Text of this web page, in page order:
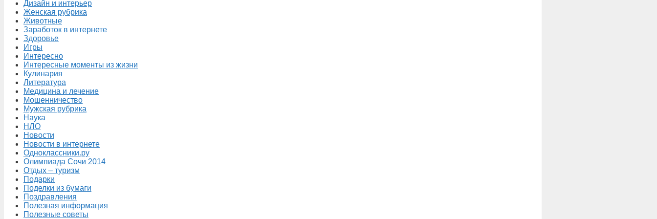
Дизайн и интерьер
Женская рубрика
Животные
Заработок в интернете
Здоровье
Игры
Интересно
Интересные моменты из жизни
Кулинария
Литература
Медицина и лечение
Мошенничество
Мужская рубрика
Наука
НЛО
Новости
Новости в интернете
Одноклассники.ру
Олимпиада Сочи 2014
Отдых – туризм
Подарки
Поделки из бумаги
Поздравления
Полезная информация
Полезные советы